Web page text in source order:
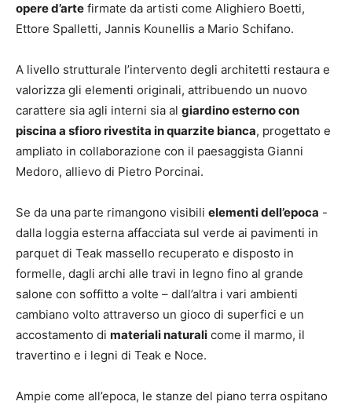
opere d’arte firmate da artisti come Alighiero Boetti,
Ettore Spalletti, Jannis Kounellis a Mario Schifano.
A livello strutturale l’intervento degli architetti restaura e
valorizza gli elementi originali, attribuendo un nuovo
carattere sia agli interni sia al giardino esterno con
piscina a sfioro rivestita in quarzite bianca, progettato e
ampliato in collaborazione con il paesaggista Gianni
Medoro, allievo di Pietro Porcinai.
Se da una parte rimangono visibili elementi dell’epoca -
dalla loggia esterna affacciata sul verde ai pavimenti in
parquet di Teak massello recuperato e disposto in
formelle, dagli archi alle travi in legno fino al grande
salone con soffitto a volte – dall’altra i vari ambienti
cambiano volto attraverso un gioco di superfici e un
accostamento di materiali naturali come il marmo, il
travertino e i legni di Teak e Noce.
Ampie come all’epoca, le stanze del piano terra ospitano